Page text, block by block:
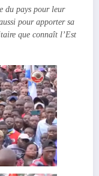
du pays pour leur
pour apporter sa
que connaît l’Est